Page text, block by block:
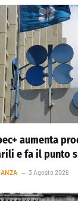
aumenta
e fa il punto
3 Agosto 2026